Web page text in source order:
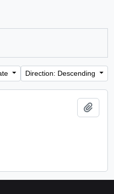
Direction: Descending